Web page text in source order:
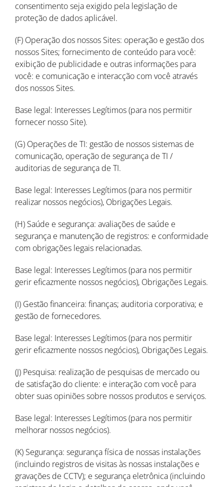
consentimento seja exigido pela legislação de
proteção de dados aplicável.
(F) Operação dos nossos Sites: operação e gestão dos
nossos Sites; fornecimento de conteúdo para você:
exibição de publicidade e outras informações para
você: e comunicação e interacção com você através
dos nossos Sites.
Base legal: Interesses Legítimos (para nos permitir
fornecer nosso Site).
(G) Operações de TI: gestão de nossos sistemas de
comunicação, operação de segurança de TI /
auditorias de segurança de TI.
Base legal: Interesses Legítimos (para nos permitir
realizar nossos negócios), Obrigações Legais.
(H) Saúde e segurança: avaliações de saúde e
segurança e manutenção de registros: e conformidade
com obrigações legais relacionadas.
Base legal: Interesses Legítimos (para nos permitir
gerir eficazmente nossos negócios), Obrigações Legais.
(I) Gestão financeira: finanças; auditoria corporativa; e
gestão de fornecedores.
Base legal: Interesses Legítimos (para nos permitir
gerir eficazmente nossos negócios), Obrigações Legais.
(J) Pesquisa: realização de pesquisas de mercado ou
de satisfação do cliente: e interação com você para
obter suas opiniões sobre nossos produtos e serviços.
Base legal: Interesses Legítimos (para nos permitir
melhorar nossos negócios).
(K) Segurança: segurança física de nossas instalações
(incluindo registros de visitas às nossas instalações e
gravações de CCTV); e segurança eletrônica (incluindo